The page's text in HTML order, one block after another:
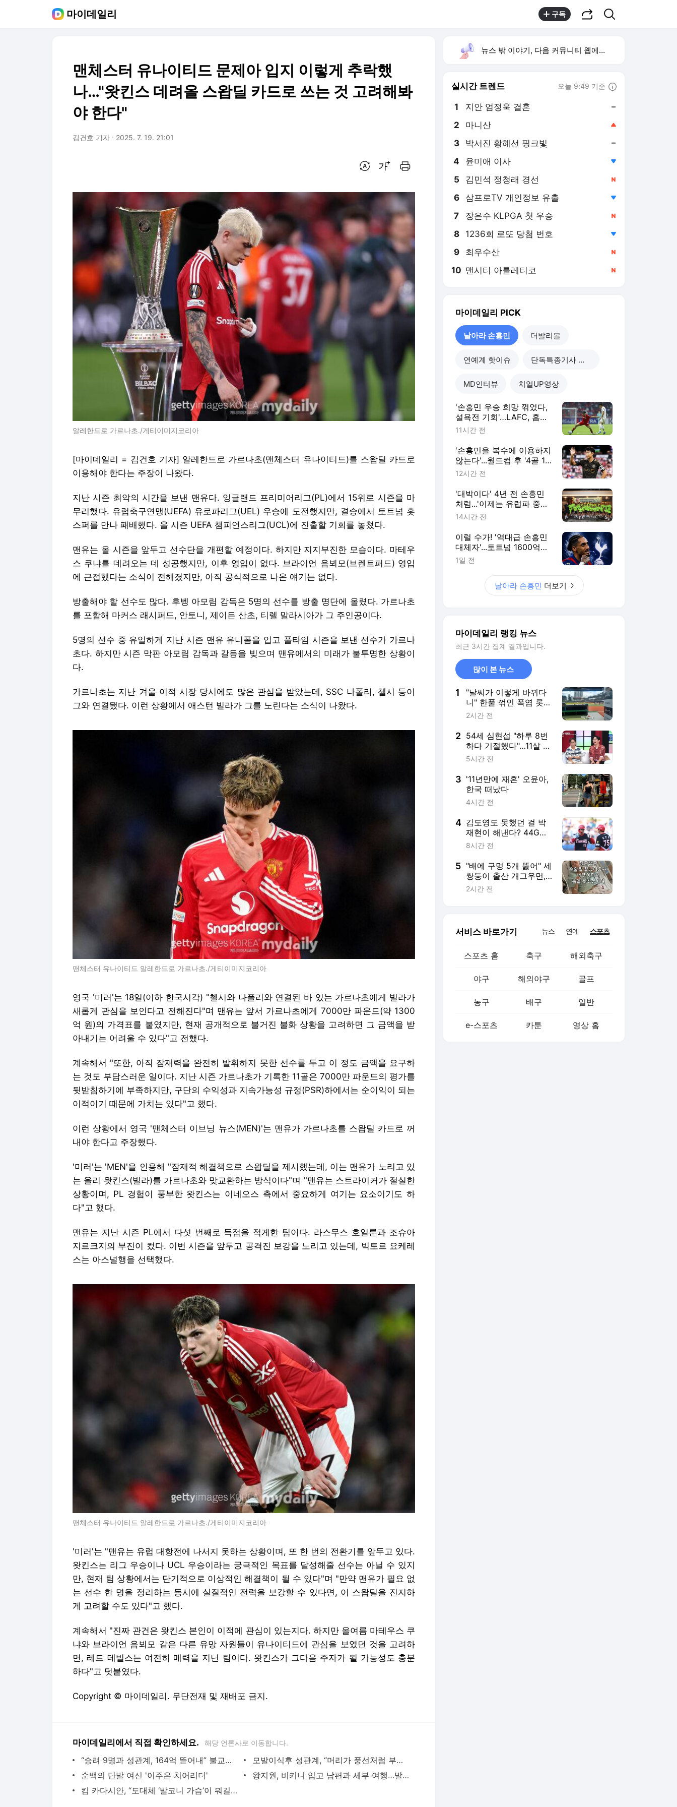
마이데일리 구독
맨체스터 유나이티드 문제아 입지 이렇게 추락했
나…"왓킨스 데려올 스왑딜 카드로 쓰는 것 고려해봐
야 한다"
김건호 기자 2025. 7. 19. 21:01
알레한드로 가르나초./게티이미지코리아
[마이데일리 = 김건호 기자] 알레한드로 가르나초(맨체스터 유나이티드)를 스왑딜 카드로
이용해야 한다는 주장이 나왔다.
지난 시즌 최악의 시간을 보낸 맨유다. 잉글랜드 프리미어리그(PL)에서 15위로 시즌을 마
무리했다. 유럽축구연맹(UEFA) 유로파리그(UEL) 우승에 도전했지만, 결승에서 토트넘 홋
스퍼를 만나 패배했다. 올 시즌 UEFA 챔피언스리그(UCL)에 진출할 기회를 놓쳤다.
맨유는 올 시즌을 앞두고 선수단을 개편할 예정이다. 하지만 지지부진한 모습이다. 마테우
스 쿠냐를 데려오는 데 성공했지만, 이후 영입이 없다. 브라이언 음뵈모(브렌트퍼드) 영입
에 근접했다는 소식이 전해졌지만, 아직 공식적으로 나온 얘기는 없다.
방출해야 할 선수도 많다. 후벵 아모림 감독은 5명의 선수를 방출 명단에 올렸다. 가르나초
를 포함해 마커스 래시퍼드, 안토니, 제이든 산초, 티렐 말라시아가 그 주인공이다.
5명의 선수 중 유일하게 지난 시즌 맨유 유니폼을 입고 풀타임 시즌을 보낸 선수가 가르나
초다. 하지만 시즌 막판 아모림 감독과 갈등을 빚으며 맨유에서의 미래가 불투명한 상황이
다.
가르나초는 지난 겨울 이적 시장 당시에도 많은 관심을 받았는데, SSC 나폴리, 첼시 등이
그와 연결됐다. 이런 상황에서 애스턴 빌라가 그를 노린다는 소식이 나왔다.
맨체스터 유나이티드 알레한드로 가르나초./게티이미지코리아
영국 '미러'는 18일(이하 한국시각) "첼시와 나폴리와 연결된 바 있는 가르나초에게 빌라가
새롭게 관심을 보인다고 전해진다"며 맨유는 앞서 가르나초에게 7000만 파운드(약 1300
억 원)의 가격표를 붙였지만, 현재 공개적으로 불거진 불화 상황을 고려하면 그 금액을 받
아내기는 어려울 수 있다"고 전했다.
계속해서 "또한, 아직 잠재력을 완전히 발휘하지 못한 선수를 두고 이 정도 금액을 요구하
는 것도 부담스러운 일이다. 지난 시즌 가르나초가 기록한 11골은 7000만 파운드의 평가를
뒷받침하기에 부족하지만, 구단의 수익성과 지속가능성 규정(PSR)하에서는 순이익이 되는
이적이기 때문에 가치는 있다"고 했다.
이런 상황에서 영국 '맨체스터 이브닝 뉴스(MEN)'는 맨유가 가르나초를 스왑딜 카드로 꺼
내야 한다고 주장했다.
'미러'는 'MEN'을 인용해 "잠재적 해결책으로 스왑딜을 제시했는데, 이는 맨유가 노리고 있
는 올리 왓킨스(빌라)를 가르나초와 맞교환하는 방식이다"며 "맨유는 스트라이커가 절실한
상황이며, PL 경험이 풍부한 왓킨스는 이네오스 측에서 중요하게 여기는 요소이기도 하
다"고 했다.
맨유는 지난 시즌 PL에서 다섯 번째로 득점을 적게한 팀이다. 라스무스 호일룬과 조슈아
지르크지의 부진이 컸다. 이번 시즌을 앞두고 공격진 보강을 노리고 있는데, 빅토르 요케레
스는 아스널행을 선택했다.
맨체스터 유나이티드 알레한드로 가르나초./게티이미지코리아
'미러'는 "맨유는 유럽 대항전에 나서지 못하는 상황이며, 또 한 번의 전환기를 앞두고 있다.
왓킨스는 리그 우승이나 UCL 우승이라는 궁극적인 목표를 달성해줄 선수는 아닐 수 있지
만, 현재 팀 상황에서는 단기적으로 이상적인 해결책이 될 수 있다"며 "만약 맨유가 필요 없
는 선수 한 명을 정리하는 동시에 실질적인 전력을 보강할 수 있다면, 이 스왑딜을 진지하
게 고려할 수도 있다"고 했다.
계속해서 "진짜 관건은 왓킨스 본인이 이적에 관심이 있는지다. 하지만 올여름 마테우스 쿠
냐와 브라이언 음뵈모 같은 다른 유망 자원들이 유나이티드에 관심을 보였던 것을 고려하
면, 레드 데빌스는 여전히 매력을 지닌 팀이다. 왓킨스가 그다음 주자가 될 가능성도 충분
하다"고 덧붙였다.
Copyright © 마이데일리. 무단전재 및 재배포 금지.
마이데일리에서 직접 확인하세요. 해당 언론사로 이동합니다.
“승려 9명과 성관계, 164억 뜯어내” 불교계 발칵
모발이식후 성관계, “머리가 풍선처럼 부풀어올라” 충격
순백의 단발 여신 '이주은 치어리더'
왕지원, 비키니 입고 남편과 세부 여행…발레리나 몸매 ‘시선 강탈’ [MD★스타]
킴 카다시안, “도대체 ‘발코니 가슴’이 뭐길래”
뉴스 밖 이야기, 다음 커뮤니티 웹에서 보기
실시간 트렌드 오늘 9:49 기준
1 지안 엄정욱 결혼
2 마니산
3 박서진 황혜선 핑크빛
4 윤미애 이사
5 김민석 정청래 경선
6 삼프로TV 개인정보 유출
7 장은수 KLPGA 첫 우승
8 1236회 로또 당첨 번호
9 최우수산
10 맨시티 아틀레티코
마이데일리 PICK
날아라 손흥민 더발리볼
연예계 핫이슈 단독특종기사 모음
MD인터뷰 치얼UP영상
'손흥민 우승 희망 꺾었다,
설욕전 기회'…LAFC, 홈과
원정 경기력 다른 멕시코
11시간 전
'손흥민을 복수에 이용하지
않는다'...월드컵 후 '4골 1
도움' 완벽 부활! '밀착 케
선언 "출전 시간 관리 필요
해"
12시간 전
'대박이다' 4년 전 손흥민
처럼...'이제는 유럽파 중심'
김민재-이강인 잘 배웠네!
식사 제공→'팀워크' 상승
효과
14시간 전
이럴 수가! '역대급 손흥민
대체자'...토트넘 1600억
‘75골 52도움’ 발롱 5위 노
작"→'재정 불안' 바르셀로
나도 매각 가능
1일 전
날아라 손흥민 더보기
마이데일리 랭킹 뉴스
최근 3시간 집계 결과입니다.
많이 본 뉴스
1
"날씨가 이렇게 바뀌다
니" 한풀 꺾인 폭염 롯데
선수들 2시간 정상 훈련
2시간 전
2 54세 심현섭 "하루 8번
하다 기절했다"…11살 연
하 아내와 2세 준비 '잔
5시간 전
3 '11년만에 재혼' 오윤아,
한국 떠났다
4시간 전
4 김도영도 못했던 걸 박
재현이 해낸다? 44G서
기적의 레이스? 하면 좋
아니다
8시간 전
5 "배에 구멍 5개 뚫어" 세
쌍둥이 출산 개그우먼,
치질 이어 또 수술
2시간 전
서비스 바로가기 뉴스 연예 스포츠
스포츠 홈 축구 해외축구
야구 해외야구 골프
농구 배구 일반
e-스포츠 카툰 영상 홈